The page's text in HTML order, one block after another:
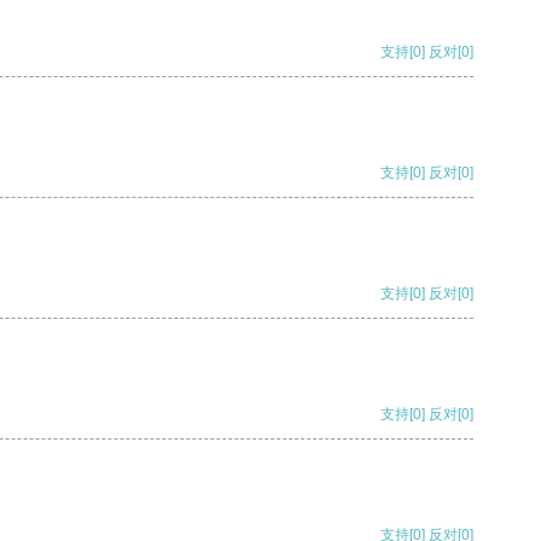
支持[0] 反对[0]
支持[0] 反对[0]
支持[0] 反对[0]
支持[0] 反对[0]
支持[0] 反对[0]